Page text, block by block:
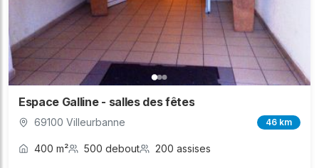
Espace Galline - salles des fêtes
69100 Villeurbanne 46 km
400 m² 500 debout 200 assises